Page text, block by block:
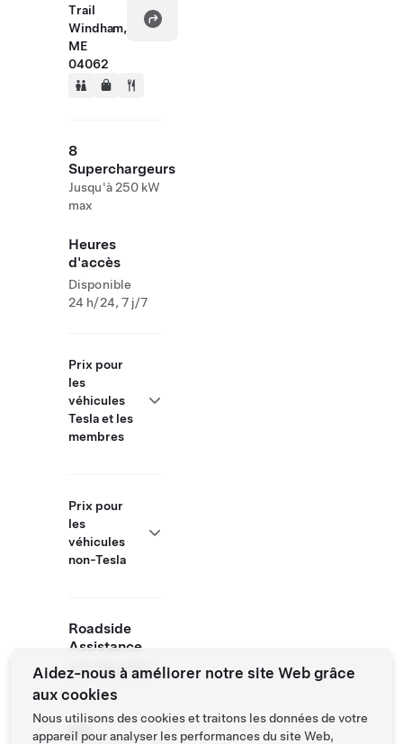
Trail
Windham,
ME
04062
8
Superchargeurs
Jusqu'à 250 kW
max
Heures
d'accès
Disponible
24 h/24, 7 j/7
Prix pour
les
véhicules
Tesla et les
membres
Prix pour
les
véhicules
non-Tesla
Roadside
Assistance
877 798 3752
Site
Aidez-nous à améliorer notre site Web grâce
aux cookies
Nous utilisons des cookies et traitons les données de votre
appareil pour analyser les performances du site Web,